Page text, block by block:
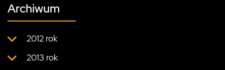
Archiwum
2012 rok
2013 rok